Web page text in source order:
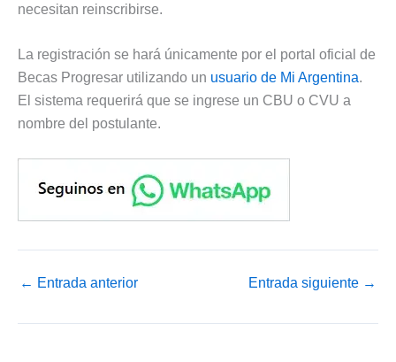
necesitan reinscribirse.
La registración se hará únicamente por el portal oficial de
Becas Progresar utilizando un usuario de Mi Argentina.
El sistema requerirá que se ingrese un CBU o CVU a
nombre del postulante.
← Entrada anterior Entrada siguiente →